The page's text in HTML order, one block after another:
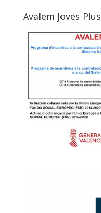
Avalem Joves Plus